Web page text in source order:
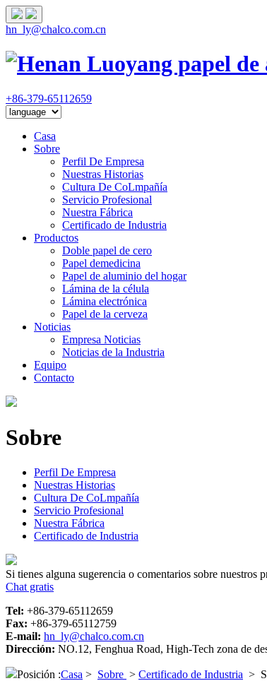
hn_ly@chalco.com.cn
+86-379-65112659
Casa
Sobre
Perfil De Empresa
Nuestras Historias
Cultura De CoLmpañía
Servicio Profesional
Nuestra Fábrica
Certificado de Industria
Productos
Doble papel de cero
Papel demedicina
Papel de aluminio del hogar
Lámina de la célula
Lámina electrónica
Papel de la cerveza
Noticias
Empresa Noticias
Noticias de la Industria
Equipo
Contacto
Sobre
Perfil De Empresa
Nuestras Historias
Cultura De CoLmpañía
Servicio Profesional
Nuestra Fábrica
Certificado de Industria
Si tienes alguna sugerencia o comentarios sobre
Chat gratis
Tel: +86-379-65112659
Fax: +86-379-65112759
E-mail: hn_ly@chalco.com.cn
Dirección: NO.12, Fenghua Road, High-Tech zona de
Posición :Casa > Sobre > Certificado de Industria >